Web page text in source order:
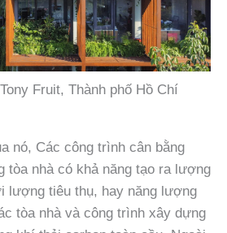
Fruit, Thành phố Hồ Chí
nó, Các công trình cân bằng
tòa nhà có khả năng tạo ra lượng
lượng tiêu thụ, hay năng lượng
tòa nhà và công trình xây dựng